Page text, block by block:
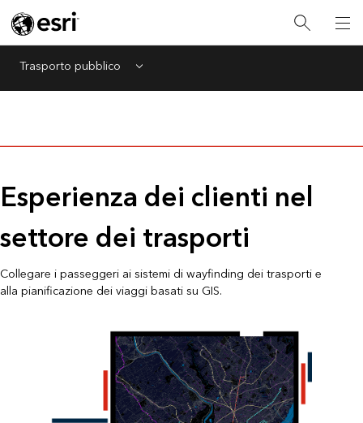
Trasporto pubblico Menu
Esperienza dei clienti nel
settore dei trasporti
Collegare i passeggeri ai sistemi di wayfinding dei trasporti e
alla pianificazione dei viaggi basati su GIS.